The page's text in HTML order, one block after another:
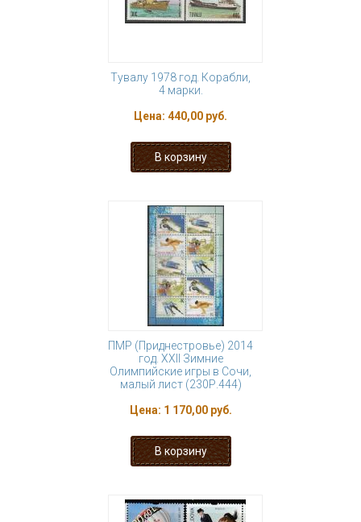
Тувалу 1978 год. Корабли,
4 марки.
Цена: 440,00 руб.
ПМР (Приднестровье) 2014
год. XXII Зимние
Олимпийские игры в Сочи,
малый лист (230Р.444)
Цена: 1 170,00 руб.